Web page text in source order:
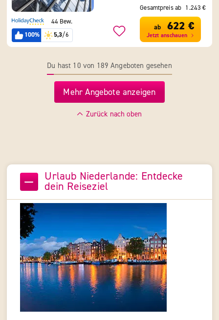
44 Bew.
100%
5,3/6
Gesamtpreis ab 1.243 €
ab 622 €
Jetzt anschauen
Du hast 10 von 189 Angeboten gesehen
Mehr Angebote anzeigen
Zurück nach oben
Urlaub Niederlande: Entdecke
dein Reiseziel